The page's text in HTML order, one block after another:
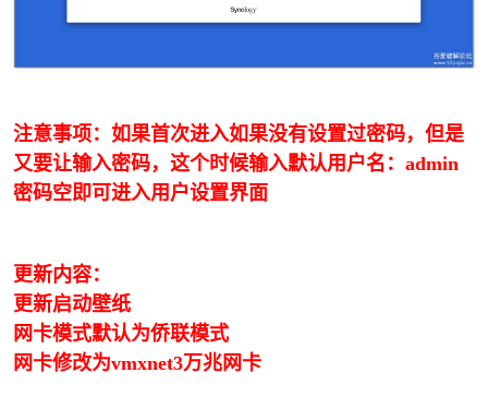
注意事项：如果首次进入如果没有设置过密码，但是
又要让输入密码，这个时候输入默认用户名：admin
密码空即可进入用户设置界面
更新内容：
更新启动壁纸
网卡模式默认为侨联模式
网卡修改为vmxnet3万兆网卡